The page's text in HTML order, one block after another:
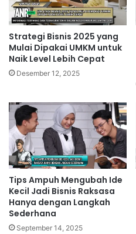
Strategi Bisnis 2025 yang
Mulai Dipakai UMKM untuk
Naik Level Lebih Cepat
Desember 12, 2025
Tips Ampuh Mengubah Ide
Kecil Jadi Bisnis Raksasa
Hanya dengan Langkah
Sederhana
September 14, 2025